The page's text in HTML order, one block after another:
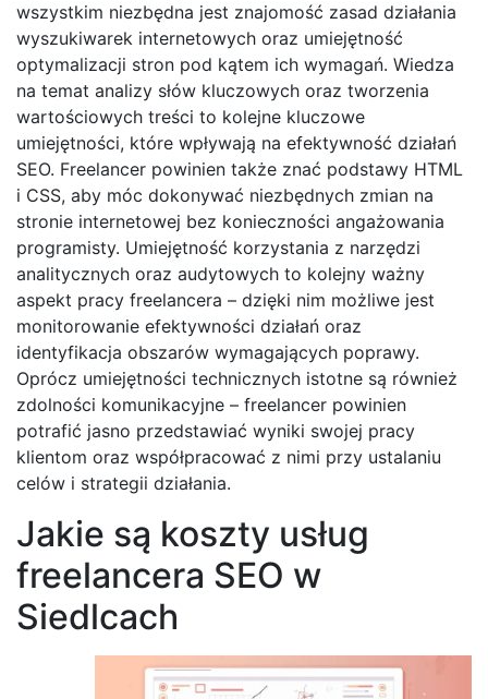
wszystkim niezbędna jest znajomość zasad działania
wyszukiwarek internetowych oraz umiejętność
optymalizacji stron pod kątem ich wymagań. Wiedza
na temat analizy słów kluczowych oraz tworzenia
wartościowych treści to kolejne kluczowe
umiejętności, które wpływają na efektywność działań
SEO. Freelancer powinien także znać podstawy HTML
i CSS, aby móc dokonywać niezbędnych zmian na
stronie internetowej bez konieczności angażowania
programisty. Umiejętność korzystania z narzędzi
analitycznych oraz audytowych to kolejny ważny
aspekt pracy freelancera – dzięki nim możliwe jest
monitorowanie efektywności działań oraz
identyfikacja obszarów wymagających poprawy.
Oprócz umiejętności technicznych istotne są również
zdolności komunikacyjne – freelancer powinien
potrafić jasno przedstawiać wyniki swojej pracy
klientom oraz współpracować z nimi przy ustalaniu
celów i strategii działania.
Jakie są koszty usług
freelancera SEO w
Siedlcach